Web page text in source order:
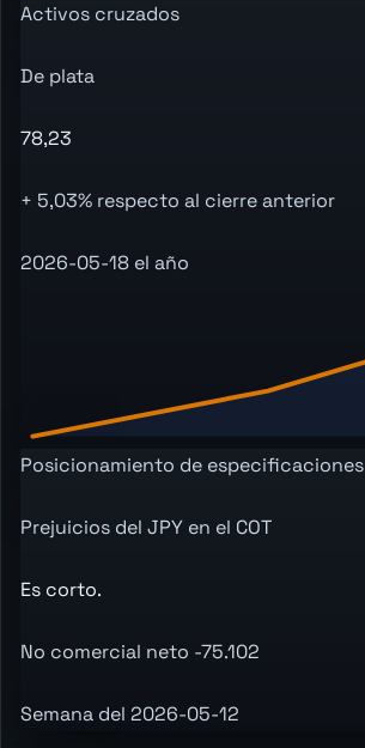
Activos cruzados
De plata
78,23
+ 5,03% respecto al cierre anterior
2026-05-18 el año
Posicionamiento de especificaciones
Prejuicios del JPY en el COT
Es corto.
No comercial neto -75.102
Semana del 2026-05-12